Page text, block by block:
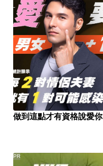
做到這點才有資格說愛你
PR